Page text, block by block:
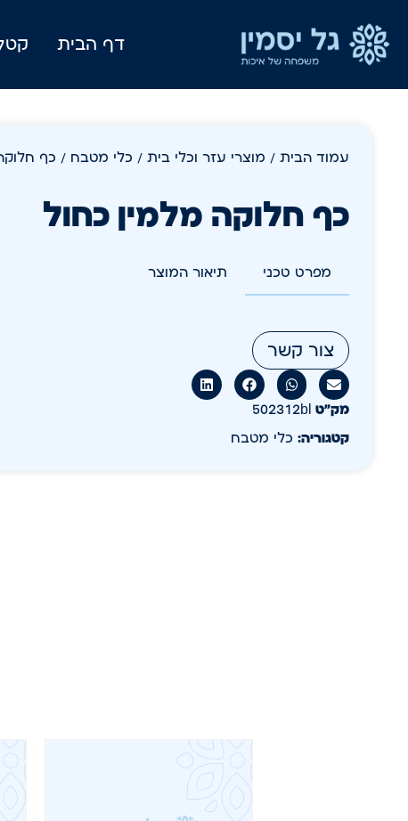
דף הבית
עמוד הבית / מוצרי עזר וכלי בית / כלי מטבח / כף
כף חלוקה מלמין כחול
מפרט טכני תיאור המוצר
צור קשר
מק״ט 502312bl
קטגוריה: כלי מטבח